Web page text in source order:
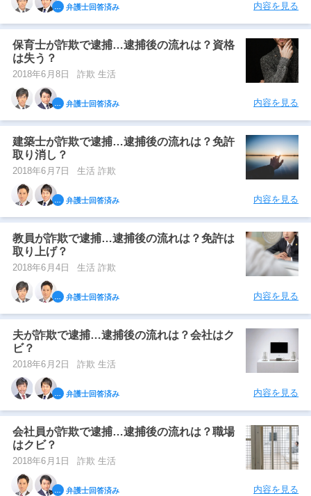
弁護士回答済み 内容を見る
保育士が詐欺で逮捕…逮捕後の流れは？資格
は失う？
2018年6月8日 詐欺 生活
弁護士回答済み 内容を見る
建築士が詐欺で逮捕…逮捕後の流れは？免許
取り消し？
2018年6月7日 生活 詐欺
弁護士回答済み 内容を見る
教員が詐欺で逮捕…逮捕後の流れは？免許は
取り上げ？
2018年6月4日 生活 詐欺
弁護士回答済み 内容を見る
夫が詐欺で逮捕…逮捕後の流れは？会社はク
ビ？
2018年6月2日 詐欺 生活
弁護士回答済み 内容を見る
会社員が詐欺で逮捕…逮捕後の流れは？職場
はクビ？
2018年6月1日 詐欺 生活
弁護士回答済み 内容を見る